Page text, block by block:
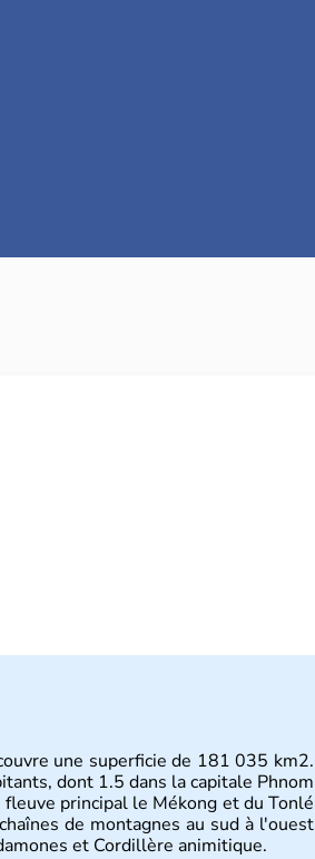
une superficie de 181 035 km2.
dont 1.5 dans la capitale Phnom
principal le Mékong et du Tonlé
de montagnes au sud à l'ouest
et Cordillère animitique.